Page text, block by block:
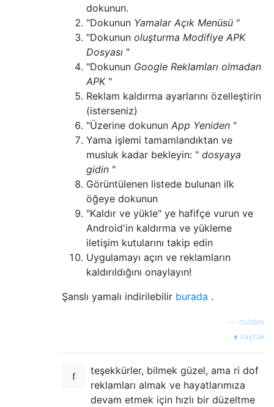
dokunun.
"Dokunun Yamalar Açık Menüsü "
"Dokunun oluşturma Modifiye APK
Dosyası "
"Dokunun Google Reklamları olmadan
APK"
Reklam kaldırma ayarlarını özelleştirin
(isterseniz)
"Üzerine dokunun App Yeniden "
Yama işlemi tamamlandıktan ve
musluk kadar bekleyin: " dosyaya
gidin "
Görüntülenen listede bulunan ilk
öğeye dokunun
"Kaldır ve yükle" ye hafifçe vurun ve
Android'in kaldırma ve yükleme
iletişim kutularını takip edin
Uygulamayı açın ve reklamların
kaldırıldığını onaylayın!
Şanslı yamalı indirilebilir burada .
nulldev
kaynak
teşekkürler, bilmek güzel, ama ri dof
reklamları almak ve hayatlarımıza
devam etmek için hızlı bir düzeltme